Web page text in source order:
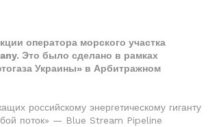
оператора морского участка
Это было сделано в рамках
Украины» в Арбитражном
российскому энергетическому гиганту
поток» — Blue Stream Pipeline